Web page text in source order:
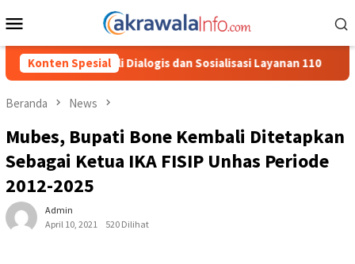
ke
Mobile
Konten Spesial
Sosialisasi Layanan 110 Jasa Raharja Serahkan
Beranda News
Mubes, Bupati Bone Kembali Ditetapkan
Sebagai Ketua IKA FISIP Unhas Periode
2012-2025
Admin
April 10, 2021
520 Dilihat